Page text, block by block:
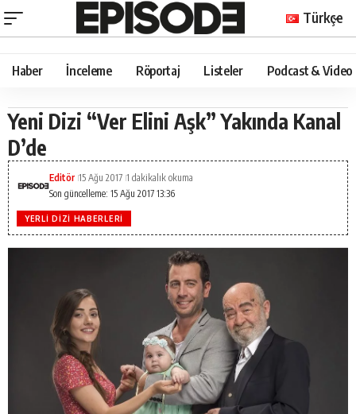
Türkçe
Haber İnceleme Röportaj Listeler Podcast & Video
Yeni Dizi “Ver Elini Aşk” Yakında Kanal
D’de
Son güncelleme: 15 Ağu 2017 13:36
Editör 15 Ağu 2017 1 dakikalık okuma
YERLI DIZI HABERLERI